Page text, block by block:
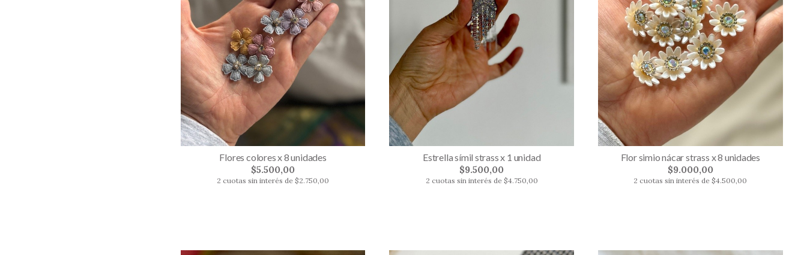
Flores colores x 8 unidades
$5.500,00
2 cuotas sin interés de $2.750,00
Estrella símil strass x 1 unidad
$9.500,00
2 cuotas sin interés de $4.750,00
Flor simio nácar strass x 8 unidades
$9.000,00
2 cuotas sin interés de $4.500,00